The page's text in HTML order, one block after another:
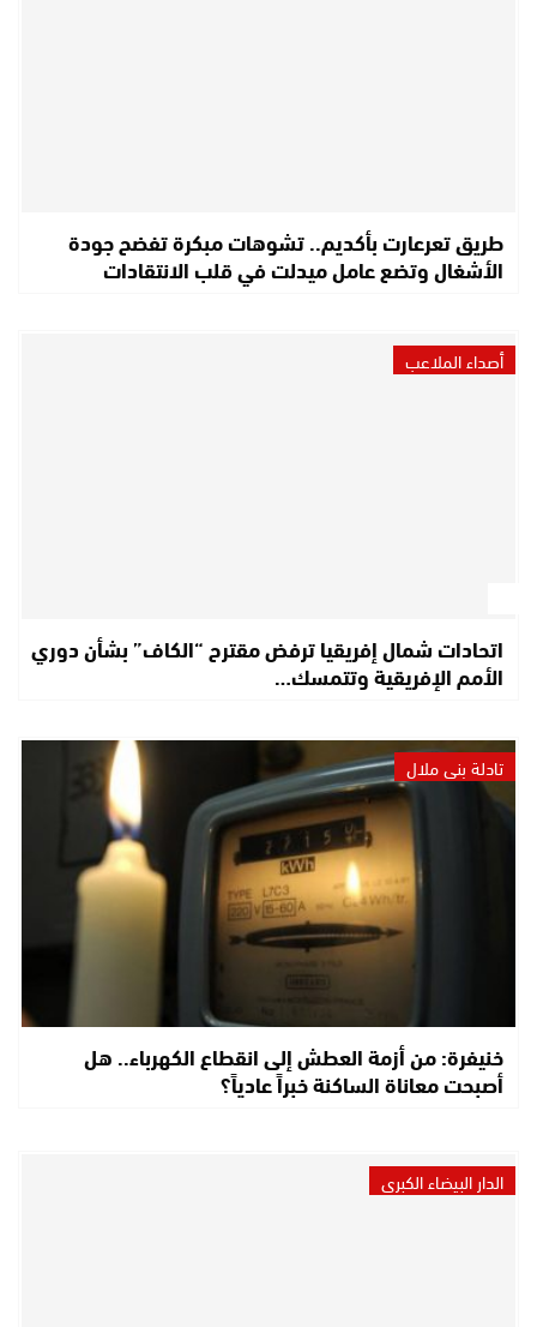
طريق تعرعارت بأكديم.. تشوهات مبكرة تفضح جودة
الأشغال وتضع عامل ميدلت في قلب الانتقادات
أصداء الملاعب
اتحادات شمال إفريقيا ترفض مقترح “الكاف” بشأن دوري
الأمم الإفريقية وتتمسك…
تادلة بني ملال
خنيفرة: من أزمة العطش إلى انقطاع الكهرباء.. هل
أصبحت معاناة الساكنة خبراً عادياً؟
الدار البيضاء الكبرى